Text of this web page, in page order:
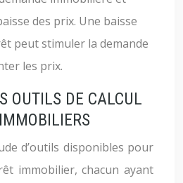
des prix. Une baisse
peut stimuler la demande
les prix.
OUTILS DE CALCUL
d’outils disponibles pour
immobilier, chacun ayant